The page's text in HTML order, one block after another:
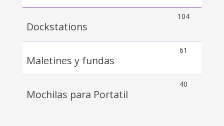
Dockstations
104
Maletines y fundas
61
Mochilas para Portatil
40